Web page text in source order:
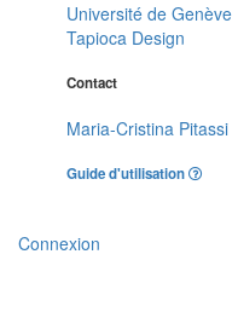
Université de Genève
Tapioca Design
Contact
Maria-Cristina Pitassi
Guide d'utilisation
Connexion